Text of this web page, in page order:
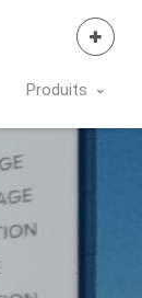
Produits